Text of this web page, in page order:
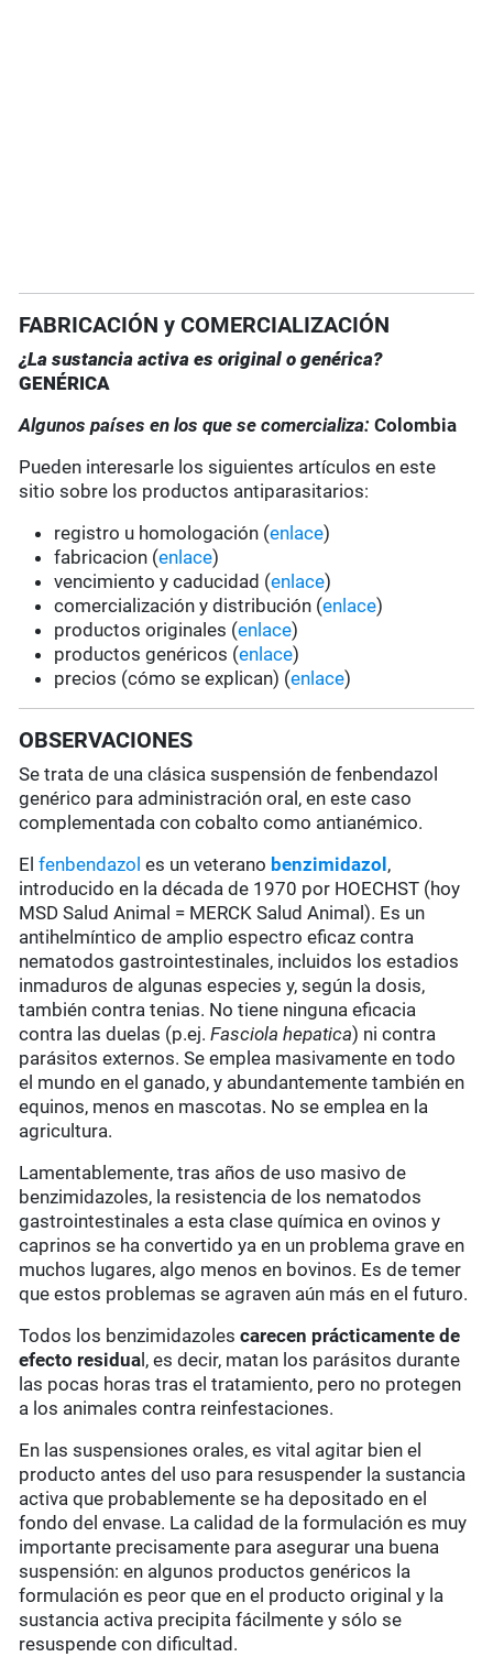
FABRICACIÓN y COMERCIALIZACIÓN
¿La sustancia activa es original o genérica?
GENÉRICA
Algunos países en los que se comercializa:Colombia
Pueden interesarle los siguientes artículos en este
sitio sobre los productos antiparasitarios:
registro u homologación (enlace)
fabricacion (enlace)
vencimiento y caducidad (enlace)
comercialización y distribución (enlace)
productos originales (enlace)
productos genéricos (enlace)
precios (cómo se explican) (enlace)
OBSERVACIONES
Se trata de una clásica suspensión de fenbendazol
genérico para administración oral, en este caso
complementada con cobalto como antianémico.
Elfenbendazol es un veterano benzimidazol ,
introducido en la década de 1970 por HOECHST (hoy
MSD Salud Animal = MERCK Salud Animal). Es un
antihelmíntico de amplio espectro eficaz contra
nematodos gastrointestinales, incluidos los estadios
inmaduros de algunas especies y, según la dosis,
también contra tenias. No tiene ninguna eficacia
contra las duelas (p.ej.Fasciola hepatica) ni contra
parásitos externos. Se emplea masivamente en todo
el mundo en el ganado, y abundantemente también en
equinos, menos en mascotas. No se emplea en la
agricultura.
Lamentablemente, tras años de uso masivo de
benzimidazoles, la resistencia de los nematodos
gastrointestinales a esta clase química en ovinos y
caprinos se ha convertido ya en un problema grave en
muchos lugares, algo menos en bovinos. Es de temer
que estos problemas se agraven aún más en el futuro.
Todos los benzimidazolescarecen prácticamente de
efecto residua l, es decir, matan los parásitos durante
las pocas horas tras el tratamiento, pero no protegen
a los animales contra reinfestaciones.
En las suspensiones orales, es vital agitar bien el
producto antes del uso para resuspender la sustancia
activa que probablemente se ha depositado en el
fondo del envase. La calidad de la formulación es muy
importante precisamente para asegurar una buena
suspensión: en algunos productos genéricos la
formulación es peor que en el producto original y la
sustancia activa precipita fácilmente y sólo se
resuspende con dificultad.